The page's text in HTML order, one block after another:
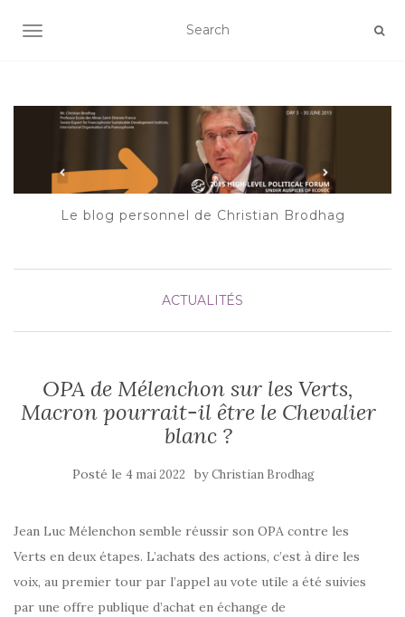
AFFICHER/MASQUER LA NAVIGATION
Le blog personnel de Christian Brodhag
ACTUALITÉS
OPA de Mélenchon sur les Verts,
Macron pourrait-il être le Chevalier
blanc ?
Posté le 4 mai 2022 byChristian Brodhag
Jean Luc Mélenchon semble réussir son OPA contre les
Verts en deux étapes. L’achats des actions, c’est à dire les
voix, au premier tour par l’appel au vote utile a été suivies
par une offre publique d’achat en échange de